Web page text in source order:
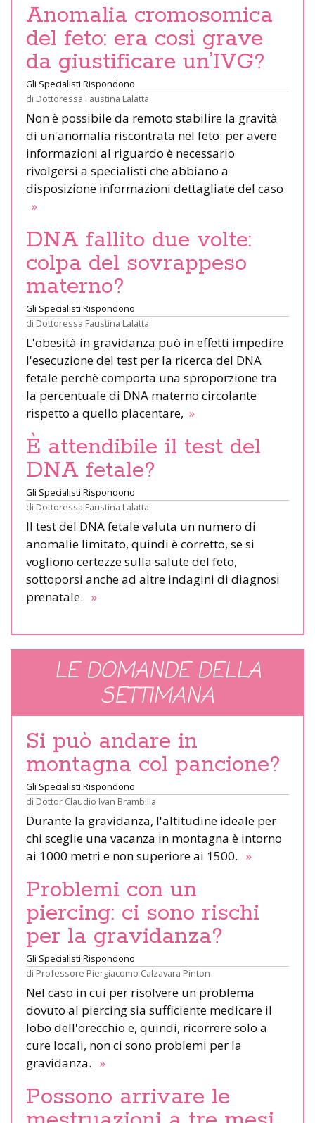
Anomalia cromosomica
del feto: era così grave
da giustificare un’IVG?
Gli Specialisti Rispondono
di Dottoressa Faustina Lalatta
Non è possibile da remoto stabilire la gravità
di un'anomalia riscontrata nel feto: per avere
informazioni al riguardo è necessario
rivolgersi a specialisti che abbiano a
disposizione informazioni dettagliate del caso.
»
DNA fallito due volte:
colpa del sovrappeso
materno?
Gli Specialisti Rispondono
di Dottoressa Faustina Lalatta
L'obesità in gravidanza può in effetti impedire
l'esecuzione del test per la ricerca del DNA
fetale perchè comporta una sproporzione tra
la percentuale di DNA materno circolante
rispetto a quello placentare, »
È attendibile il test del
DNA fetale?
Gli Specialisti Rispondono
di Dottoressa Faustina Lalatta
Il test del DNA fetale valuta un numero di
anomalie limitato, quindi è corretto, se si
vogliono certezze sulla salute del feto,
sottoporsi anche ad altre indagini di diagnosi
prenatale. »
LE DOMANDE DELLA
SETTIMANA
Si può andare in
montagna col pancione?
Gli Specialisti Rispondono
di Dottor Claudio Ivan Brambilla
Durante la gravidanza, l'altitudine ideale per
chi sceglie una vacanza in montagna è intorno
ai 1000 metri e non superiore ai 1500. »
Problemi con un
piercing: ci sono rischi
per la gravidanza?
Gli Specialisti Rispondono
di Professore Piergiacomo Calzavara Pinton
Nel caso in cui per risolvere un problema
dovuto al piercing sia sufficiente medicare il
lobo dell'orecchio e, quindi, ricorrere solo a
cure locali, non ci sono problemi per la
gravidanza. »
Possono arrivare le